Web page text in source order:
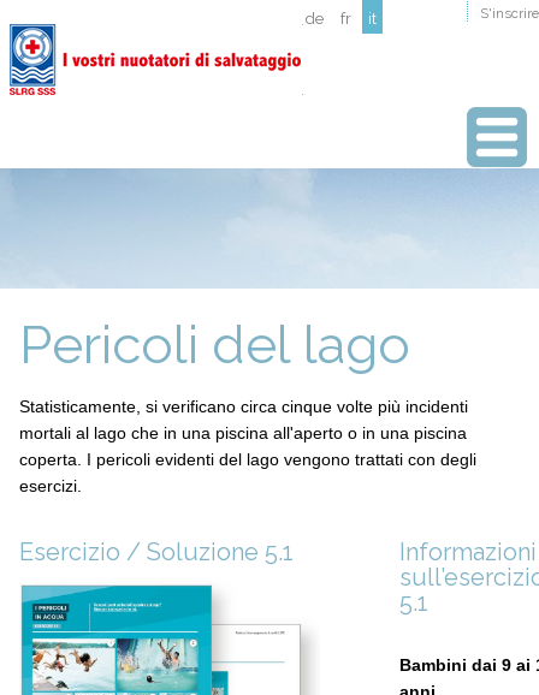
S'inscrire
de fr it
Pericoli del lago
Statisticamente, si verificano circa cinque volte più incidenti
mortali al lago che in una piscina all'aperto o in una piscina
coperta. I pericoli evidenti del lago vengono trattati con degli
esercizi.
Esercizio / Soluzione 5.1
Informazioni
5.1
Bambini dai 9 ai